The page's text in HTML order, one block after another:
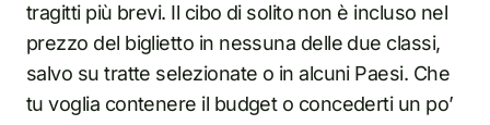
tragitti più brevi. Il cibo di solito non è incluso nel
prezzo del biglietto in nessuna delle due classi,
salvo su tratte selezionate o in alcuni Paesi. Che
tu voglia contenere il budget o concederti un po’